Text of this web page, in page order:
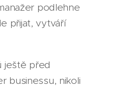
podlehne
přijat, vytváří
ještě před
businessu, nikoli